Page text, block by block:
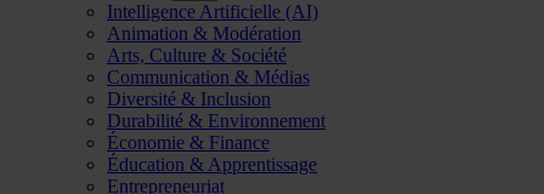
Intelligence Artificielle (AI)
Animation & Modération
Arts, Culture & Société
Communication & Médias
Diversité & Inclusion
Durabilité & Environnement
Économie & Finance
Éducation & Apprentissage
Entrepreneuriat